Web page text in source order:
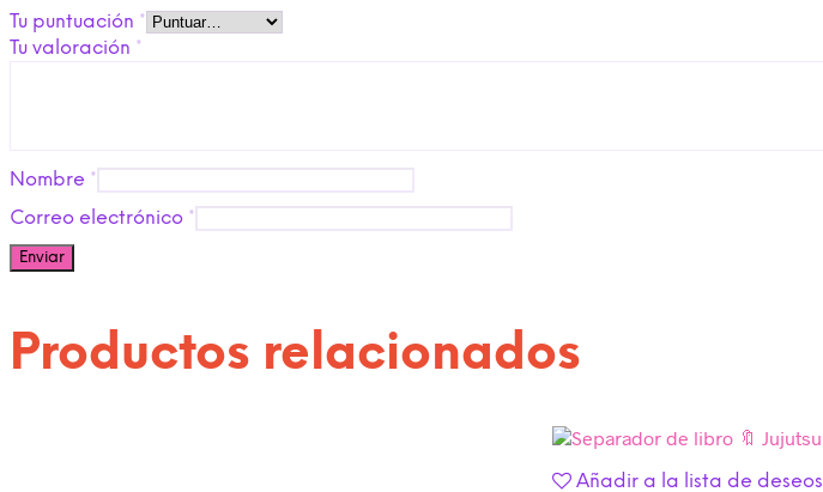
Tu puntuación *
Tu valoración *
Nombre *
Correo electrónico *
Productos relacionados
Añadir a la lista de deseos